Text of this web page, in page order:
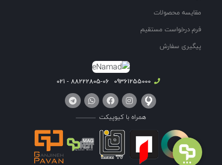
مقایسه محصولات
فرم درخواست مستقیم
پیگیری سفارش
09361255000
88222805-06 - 021
همراه با کیوپیکت